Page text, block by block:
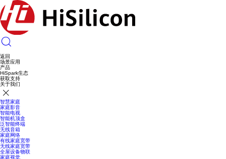
返回
场景应用
产品
HiSpark生态
获取支持
关于我们
智慧家庭
家庭影音
智能电视
智能机顶盒
泛智能终端
无线音箱
家庭网络
有线家庭宽带
无线家庭宽带
全屋设备物联
家庭视觉